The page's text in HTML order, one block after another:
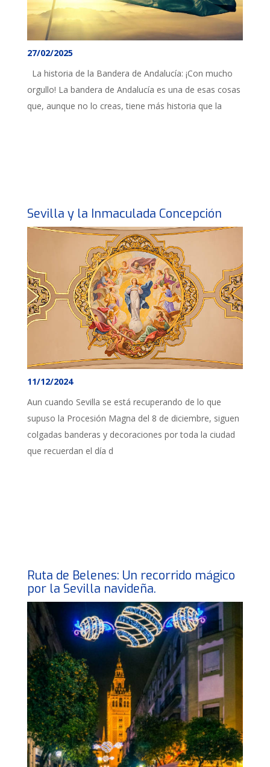
27/02/2025
La historia de la Bandera de Andalucía: ¡Con mucho
orgullo! La bandera de Andalucía es una de esas cosas
que, aunque no lo creas, tiene más historia que la
Sevilla y la Inmaculada Concepción
11/12/2024
Aun cuando Sevilla se está recuperando de lo que
supuso la Procesión Magna del 8 de diciembre, siguen
colgadas banderas y decoraciones por toda la ciudad
que recuerdan el día d
Ruta de Belenes: Un recorrido mágico
por la Sevilla navideña.